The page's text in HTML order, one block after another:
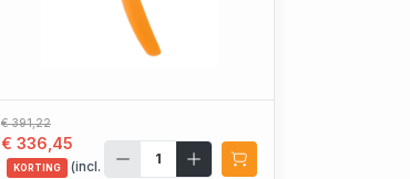
€ 391,22
€ 336,45
KORTING
(incl.